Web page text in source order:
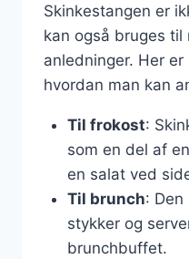
Skinkestangen er
kan også bruges til
anledninger. Her
hvordan man kan
Til frokost:
som en del af
en salat ved
Til brunch:
stykker og
brunchbuffet.